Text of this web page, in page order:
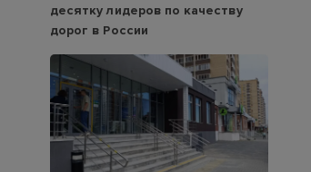
десятку лидеров по качеству
дорог в России